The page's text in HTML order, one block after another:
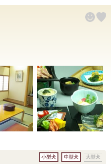
小型犬 中型犬 大型犬